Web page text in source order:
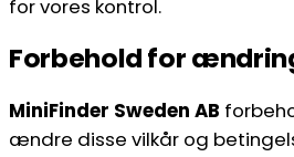
for vores kontrol.
Forbehold for
MiniFinder Sweden AB
ændre disse vilkår og